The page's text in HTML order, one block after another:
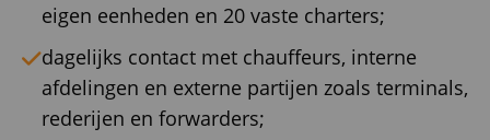
eigen eenheden en 20 vaste charters;
dagelijks contact met chauffeurs, interne
afdelingen en externe partijen zoals terminals,
rederijen en forwarders;